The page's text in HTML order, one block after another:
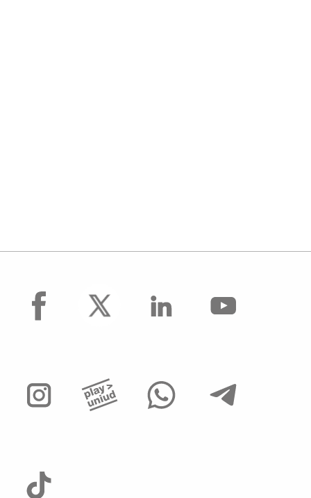
facebook